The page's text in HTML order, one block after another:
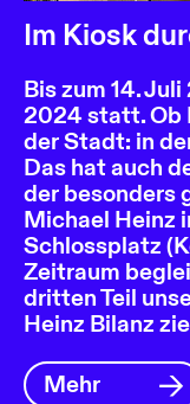
Im Kiosk
Bis zum 14.
2024 statt. Ob
der Stadt: in
Das hat auch
der besonders
Michael Heinz
Schlossplatz
Zeitraum
dritten Teil
Heinz Bilanz
Mehr